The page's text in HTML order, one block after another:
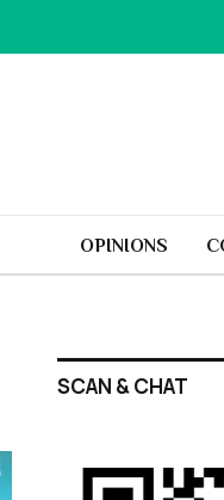
OPINIONS
SCAN & CHAT